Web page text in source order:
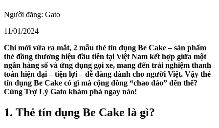
Người đăng: Gato
11/01/2024
Chỉ mới vừa ra mắt, 2 mẫu thẻ tín dụng Be Cake – sản phẩm
thẻ đồng thương hiệu đầu tiên tại Việt Nam kết hợp giữa một
ngân hàng số và ứng dụng gọi xe, mang đến trải nghiệm thanh
toán hiện đại – tiện lợi – dễ dàng dành cho người Việt. Vậy thẻ
tín dụng Be Cake có gì mà cộng đồng “chao đảo” đến thế?
Cùng Trợ Lý Gato khám phá ngay nào!
1. Thẻ tín dụng Be Cake là gì?